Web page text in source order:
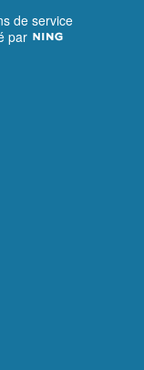
de service
par